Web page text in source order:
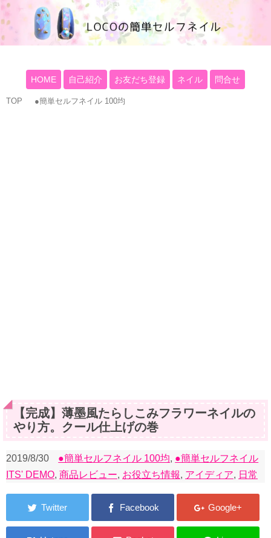
100均大好きママブログ
HOME 自己紹介 お友だち登録 ネイル 問合せ
TOP ●簡単セルフネイル 100均
【完成】薄墨風たらしこみフラワーネイルの
やり方。クール仕上げの巻
2019/8/30 ●簡単セルフネイル 100均, ●簡単セルフネイル
ITS' DEMO, 商品レビュー, お役立ち情報, アイディア, 日常